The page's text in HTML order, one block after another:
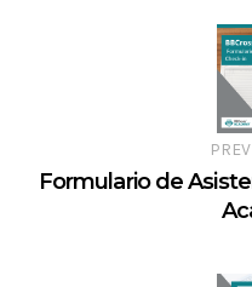
Formulario de